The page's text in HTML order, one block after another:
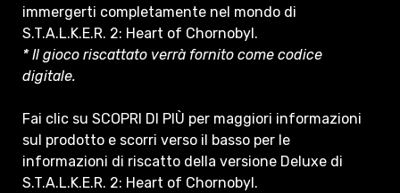
immergerti completamente nel mondo di
S.T.A.L.K.E.R. 2: Heart of Chornobyl.
* Il gioco riscattato verrà fornito come codice
digitale.
Fai clic su SCOPRI DI PIÙ per maggiori informazioni
sul prodotto e scorri verso il basso per le
informazioni di riscatto della versione Deluxe di
S.T.A.L.K.E.R. 2: Heart of Chornobyl.